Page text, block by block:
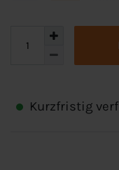
Kurzfristig